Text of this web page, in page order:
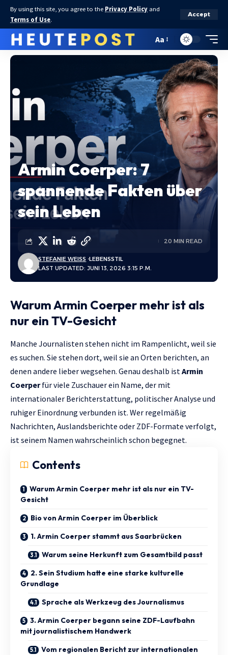
By using this site, you agree to the Privacy Policy and
Terms of Use.
Accept
Aa
Armin Coerper: 7
spannende Fakten über
sein Leben
LAST UPDATED: JUNI 13, 2026 3:15 P.M.
STEFANIE WEISS LEBENSSTIL
20 MIN READ
Warum Armin Coerper mehr ist als
nur ein TV-Gesicht
Manche Journalisten stehen nicht im Rampenlicht, weil sie
es suchen. Sie stehen dort, weil sie an Orten berichten, an
denen andere lieber wegsehen. Genau deshalb istArmin
Coerperfür viele Zuschauer ein Name, der mit
internationaler Berichterstattung, politischer Analyse und
ruhiger Einordnung verbunden ist. Wer regelmäßig
Nachrichten, Auslandsberichte oder ZDF-Formate verfolgt,
ist seinem Namen wahrscheinlich schon begegnet.
Contents
Warum Armin Coerper mehr ist als nur ein TV-
Gesicht
Bio von Armin Coerper im Überblick
1. Armin Coerper stammt aus Saarbrücken
Warum seine Herkunft zum Gesamtbild passt
2. Sein Studium hatte eine starke kulturelle
Grundlage
Sprache als Werkzeug des Journalismus
3. Armin Coerper begann seine ZDF-Laufbahn
mit journalistischem Handwerk
Vom regionalen Bericht zur internationalen